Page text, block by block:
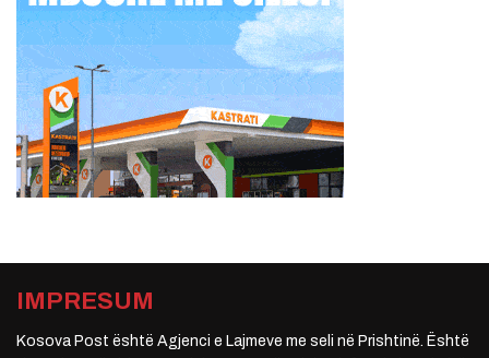
IMPRESUM
Kosova Post është Agjenci e Lajmeve me seli në Prishtinë. Është